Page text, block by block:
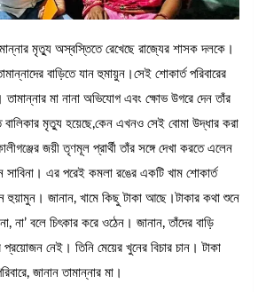
মৃত্যু অস্বস্তিতে রেখেছে রাজ্যের শাসক দলকে।
বাড়িতে যান হুমায়ুন।সেই শোকার্ত পরিবারের
তামান্নার মা নানা অভিযোগ এবং ক্ষোভ উগরে দেন তাঁর
মৃত্যু হয়েছে,কেন এখনও সেই বোমা উদ্ধার করা
জয়ী তৃণমূল প্রার্থী তাঁর সঙ্গে দেখা করতে এলেন
এর পরেই কমলা রঙের একটি খাম শোকার্ত
হুয়ামুন। জানান, খামে কিছু টাকা আছে।টাকার কথা শুনে
না’ বলে চিৎকার করে ওঠেন। জানান, তাঁদের বাড়ি
নেই। তিনি মেয়ের খুনের বিচার চান। টাকা
জানান তামান্নার মা।